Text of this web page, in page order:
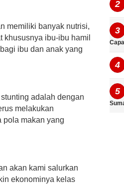
memiliki banyak nutrisi,
ibu-ibu hamil
ibu dan anak yang
adalah dengan
melakukan
pola makan yang
akan kami salurkan
ekonominya kelas